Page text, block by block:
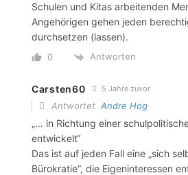
Schulen und Kitas arbeitenden
Angehörigen gehen jeden
durchsetzen (lassen).
0 Antworten
Carsten60 5 Jahre zuvor
Antwortet Andre Hog
„… in Richtung einer
entwickelt“
Das ist auf jeden Fall eine „sich
Bürokratie“, die Eigeninteressen